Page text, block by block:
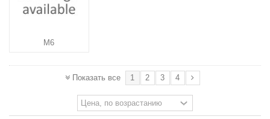
M6
Показать все 1 2 3 4